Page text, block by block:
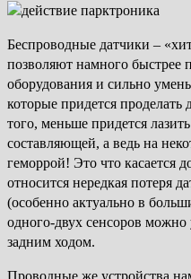
Беспроводные датчики –
позволяют намного быстрее
оборудования и сильно
которые придется
того, меньше придется
составляющей, а ведь на
геморрой! Это что касается
относится нередкая потеря
(особенно актуально в
одного-двух сенсоров можно
задним ходом.